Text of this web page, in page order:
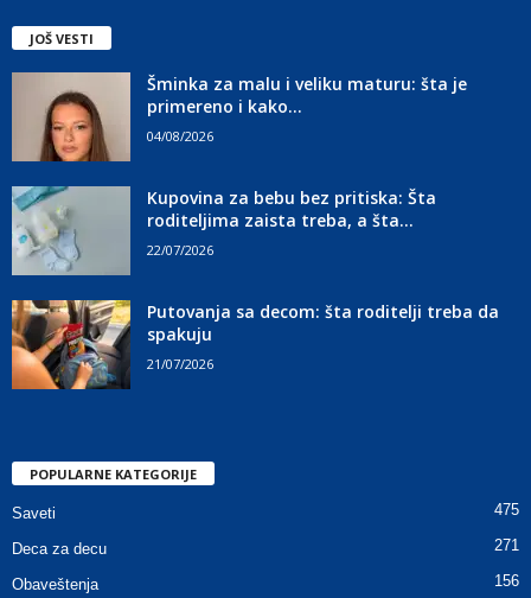
JOŠ VESTI
Šminka za malu i veliku maturu: šta je
primereno i kako...
04/08/2026
Kupovina za bebu bez pritiska: Šta
roditeljima zaista treba, a šta...
22/07/2026
Putovanja sa decom: šta roditelji treba da
spakuju
21/07/2026
POPULARNE KATEGORIJE
Saveti 475
Deca za decu 271
Obaveštenja 156